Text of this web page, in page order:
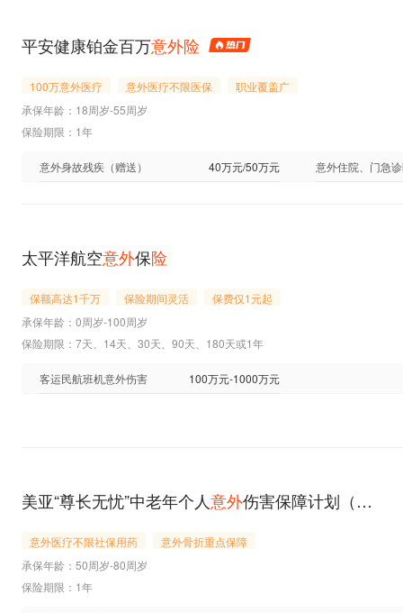
平安健康铂金百万意外险
100万意外医疗 意外医疗不限医保
职业覆盖广
承保年龄：18周岁-55周岁
保险期限：1年
意外身故残疾（赠送） 40万元/50万元 意外住院、门急
太平洋航空意外保险
保额高达1千万 保险期间灵活
保费仅1元起
承保年龄：0周岁-100周岁
保险期限：7天、14天、30天、90天、180天或1年
客运民航班机意外伤害 100万元-1000万元
美亚“尊长无忧”中老年个人意外伤害保障计划（2024版）计划三
意外医疗不限社保用药
意外骨折重点保障
承保年龄：50周岁-80周岁
保险期限：1年